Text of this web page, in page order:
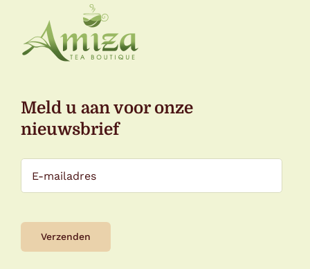
Meld u aan voor onze
nieuwsbrief